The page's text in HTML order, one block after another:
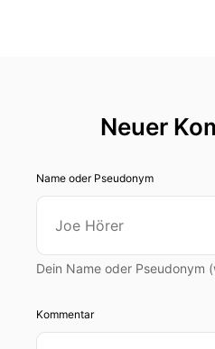
Neuer
Name oder Pseudonym
Dein Name oder Pseudonym
Kommentar